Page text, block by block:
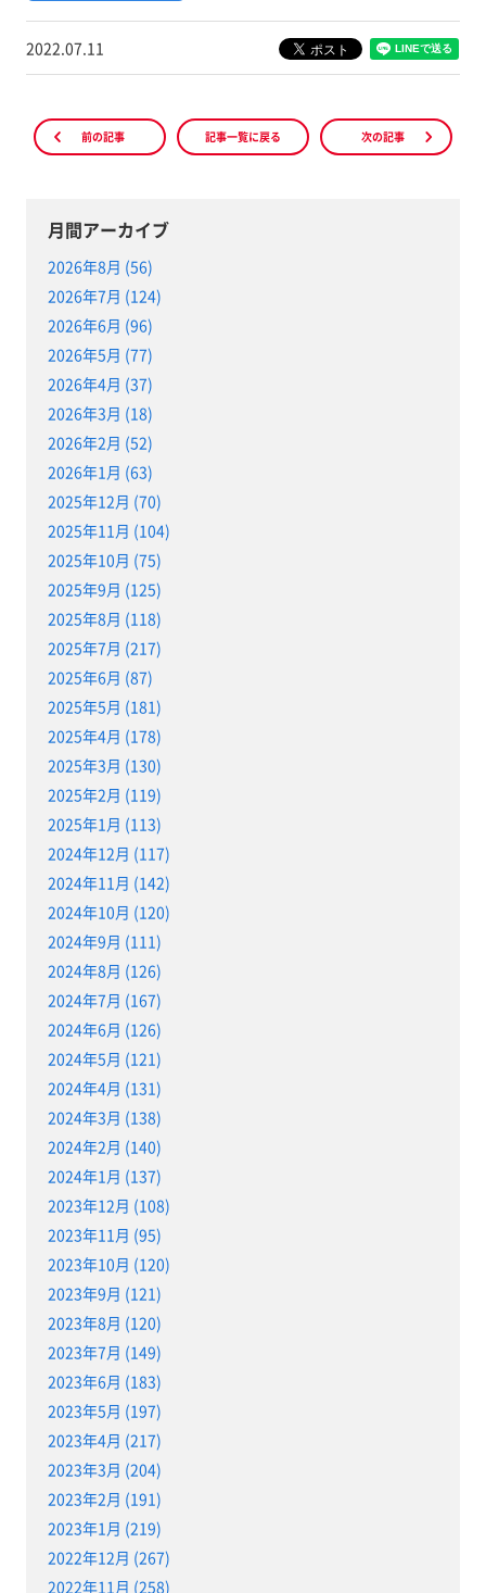
2022.07.11
前の記事 記事一覧に戻る 次の記事
月間アーカイブ
2026年8月 (56)
2026年7月 (124)
2026年6月 (96)
2026年5月 (77)
2026年4月 (37)
2026年3月 (18)
2026年2月 (52)
2026年1月 (63)
2025年12月 (70)
2025年11月 (104)
2025年10月 (75)
2025年9月 (125)
2025年8月 (118)
2025年7月 (217)
2025年6月 (87)
2025年5月 (181)
2025年4月 (178)
2025年3月 (130)
2025年2月 (119)
2025年1月 (113)
2024年12月 (117)
2024年11月 (142)
2024年10月 (120)
2024年9月 (111)
2024年8月 (126)
2024年7月 (167)
2024年6月 (126)
2024年5月 (121)
2024年4月 (131)
2024年3月 (138)
2024年2月 (140)
2024年1月 (137)
2023年12月 (108)
2023年11月 (95)
2023年10月 (120)
2023年9月 (121)
2023年8月 (120)
2023年7月 (149)
2023年6月 (183)
2023年5月 (197)
2023年4月 (217)
2023年3月 (204)
2023年2月 (191)
2023年1月 (219)
2022年12月 (267)
2022年11月 (258)